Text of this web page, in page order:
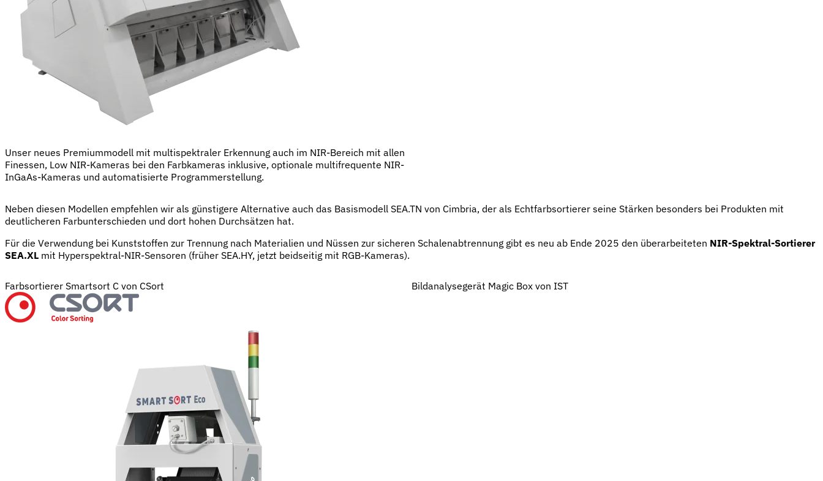
Unser neues Premiummodell mit multispektraler Erkennung auch im NIR-Bereich mit allen
Finessen, Low NIR-Kameras bei den Farbkameras inklusive, optionale multifrequente NIR-
InGaAs-Kameras und automatisierte Programmerstellung.
Neben diesen Modellen empfehlen wir als günstigere Alternative auch das Basismodell SEA.TN von Cimbria, der als Echtfarbsortierer seine Stärken besonders bei Produkten mit
deutlicheren Farbunterschieden und dort hohen Durchsätzen hat.
Für die Verwendung bei Kunststoffen zur Trennung nach Materialien und Nüssen zur sicheren Schalenabtrennung gibt es neu ab Ende 2025 den überarbeiteten NIR-Spektral-Sortierer
SEA.XL mit Hyperspektral-NIR-Sensoren (früher SEA.HY, jetzt beidseitig mit RGB-Kameras).
Farbsortierer Smartsort C von CSort Bildanalysegerät Magic Box von IST